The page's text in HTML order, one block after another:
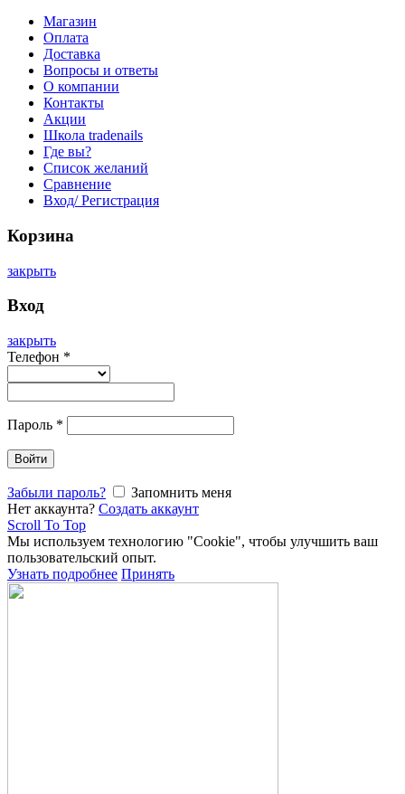
Магазин
Оплата
Доставка
Вопросы и ответы
О компании
Контакты
Акции
Школа tradenails
Где вы?
Список желаний
Сравнение
Вход/ Регистрация
Корзина
закрыть
Вход
закрыть
Телефон *
Пароль *
Войти
Забыли пароль?
Запомнить меня
Нет аккаунта? Создать аккаунт
Scroll To Top
Мы используем технологию "Cookie", чтобы улучшить ваш
пользовательский опыт.
Узнать подробнее Принять